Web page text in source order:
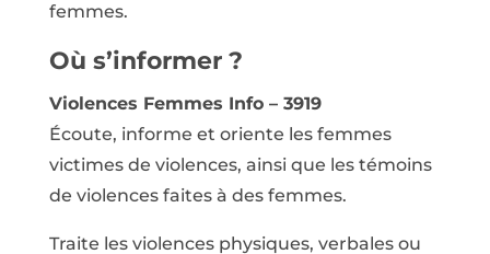
femmes.
Où s’informer ?
Violences Femmes Info – 3919
Écoute, informe et oriente les femmes
victimes de violences, ainsi que les témoins
de violences faites à des femmes.
Traite les violences physiques, verbales ou